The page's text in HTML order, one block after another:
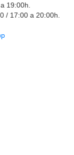
19:00h.
/ 17:00 a 20:00h.